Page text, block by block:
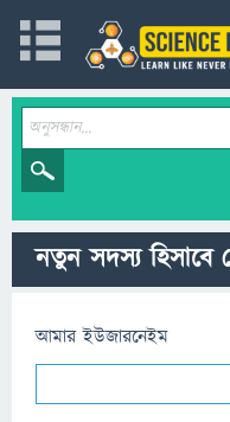
নতুন সদস্য হিসাবে
আমার ইউজারনেইম